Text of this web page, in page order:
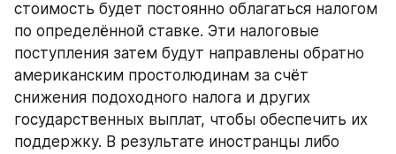
стоимость будет постоянно облагаться налогом
по определённой ставке. Эти налоговые
поступления затем будут направлены обратно
американским простолюдинам за счёт
снижения подоходного налога и других
государственных выплат, чтобы обеспечить их
поддержку. В результате иностранцы либо